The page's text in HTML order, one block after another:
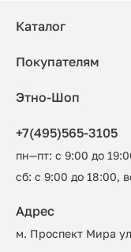
Каталог
Покупателям
Этно-Шоп
+7(495)565-3105
пн—пт: с 9:00 до
сб: с 9:00 до 18:00,
Адрес
м. Проспект Мира